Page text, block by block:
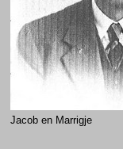
Jacob en Marrigje